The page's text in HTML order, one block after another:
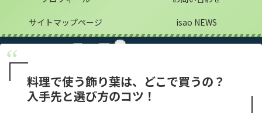
サイトマップページ
isao NEWS
料理で使う飾り葉は、どこで買うの？
入手先と選び方のコツ！